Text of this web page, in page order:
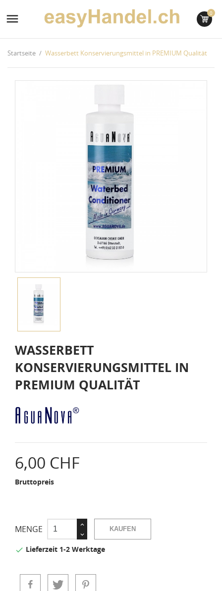
 0
Startseite Wasserbett Konservierungsmittel in PREMIUM Qualität
WASSERBETT
KONSERVIERUNGSMITTEL IN
PREMIUM QUALITÄT
6,00 CHF
Bruttopreis
MENGE KAUFEN
 Lieferzeit 1-2 Werktage